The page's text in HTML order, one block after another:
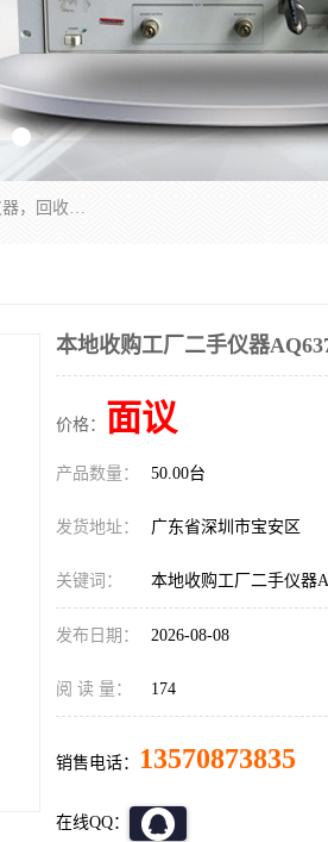
深圳中瑞仪科电子有限公司（zhongr1027.cn.b2b168.com）主要从事回收二手仪器，工厂仪器，回收示波器，KeysightE4980A，FLUKE754，MT8852B，IFR3920，Agilent N4010A，MT8852B等业务，全国统一热线：13570873835。深圳中瑞仪科电子有限公司整批或单出，专业评估高价回收工厂闲置仪器。
本地收购工厂二手仪器
价格： 面议
产品数量： 50.00台
发货地址： 广东省深圳市宝安区
关键词： 本地收购工厂二手仪器
发布日期： 2026-08-08
阅 读 量： 174
销售电话： 13570873835
在线QQ：